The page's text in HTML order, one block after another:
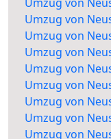
Umzug von
Umzug von
Umzug von
Umzug von
Umzug von
Umzug von
Umzug von
Umzug von